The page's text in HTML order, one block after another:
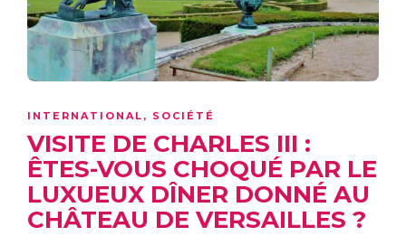
INTERNATIONAL , SOCIÉTÉ
VISITE DE CHARLES III :
ÊTES-VOUS CHOQUÉ PAR LE
LUXUEUX DÎNER DONNÉ AU
CHÂTEAU DE VERSAILLES ?